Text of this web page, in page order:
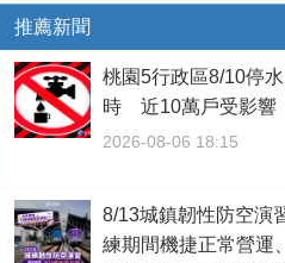
推薦新聞
桃園5行政區8/10停
時 近10萬戶受影響
2026-08-06 18:15
8/13城鎮韌性防空
練期間機捷正常營運